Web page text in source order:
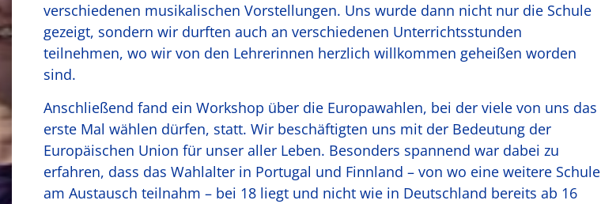
verschiedenen musikalischen Vorstellungen. Uns wurde dann nicht nur die Schule
gezeigt, sondern wir durften auch an verschiedenen Unterrichtsstunden
teilnehmen, wo wir von den Lehrerinnen herzlich willkommen geheißen worden
sind.
Anschließend fand ein Workshop über die Europawahlen, bei der viele von uns das
erste Mal wählen dürfen, statt. Wir beschäftigten uns mit der Bedeutung der
Europäischen Union für unser aller Leben. Besonders spannend war dabei zu
erfahren, dass das Wahlalter in Portugal und Finnland – von wo eine weitere Schule
am Austausch teilnahm – bei 18 liegt und nicht wie in Deutschland bereits ab 16